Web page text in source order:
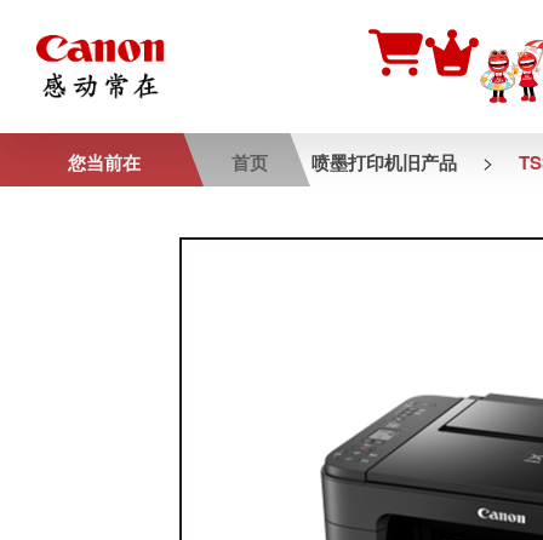
您当前在 首页 喷墨打印机旧产品 >